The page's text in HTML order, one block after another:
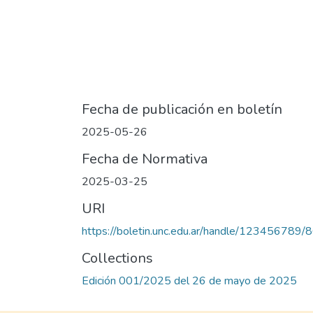
Fecha de publicación en boletín
2025-05-26
Fecha de Normativa
2025-03-25
URI
https://boletin.unc.edu.ar/handle/123456789/
Collections
Edición 001/2025 del 26 de mayo de 2025